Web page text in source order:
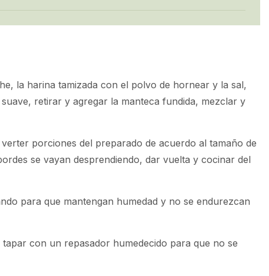
la harina tamizada con el polvo de hornear y la sal,
retirar y agregar la manteca fundida, mezclar y
porciones del preparado de acuerdo al tamaño de
se vayan desprendiendo, dar vuelta y cocinar del
para que mantengan humedad y no se endurezcan
con un repasador humedecido para que no se